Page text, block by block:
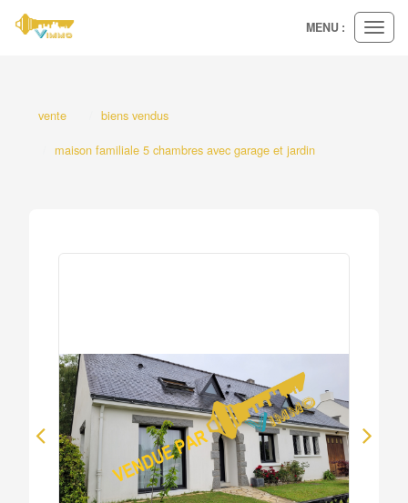
Ouvrir
le
MENU :
vente
biens vendus
maison familiale 5 chambres avec garage et jardin